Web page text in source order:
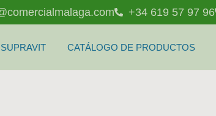
+34 619 57 97 96
SUPRAVIT CATÁLOGO DE PRODUCTOS